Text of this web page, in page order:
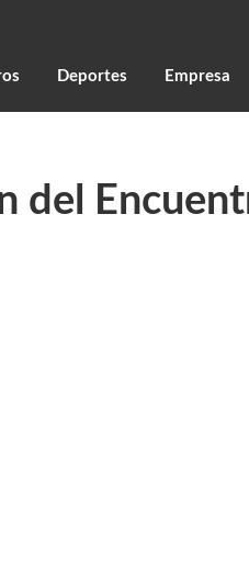
Deportes Empresa
del